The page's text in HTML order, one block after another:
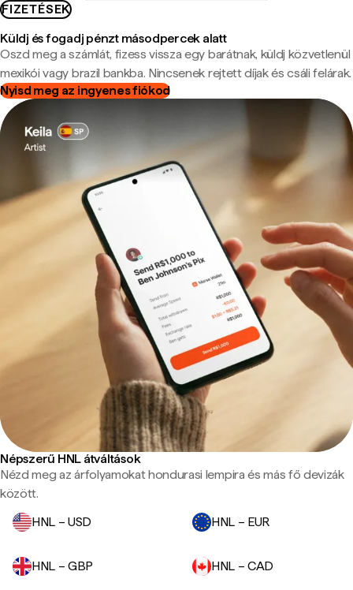
FIZETÉSEK
Küldj és fogadj pénzt másodpercek alatt
Oszd meg a számlát, fizess vissza egy barátnak, küldj közvetlenül
mexikói vagy brazil bankba. Nincsenek rejtett díjak és csáli felárak.
Nyisd meg az ingyenes fiókod
Népszerű HNL átváltások
Nézd meg az árfolyamokat hondurasi lempira és más fő devizák
között.
HNL – USD
HNL – EUR
HNL – GBP HNL – CAD